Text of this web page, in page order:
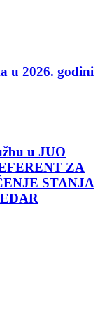
u 2026. godini
u JUO
ZA
STANJA